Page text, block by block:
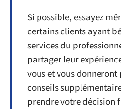
Si possible, essayez
certains clients ayant
services du
partager leur
vous et vous
conseils
prendre votre décision